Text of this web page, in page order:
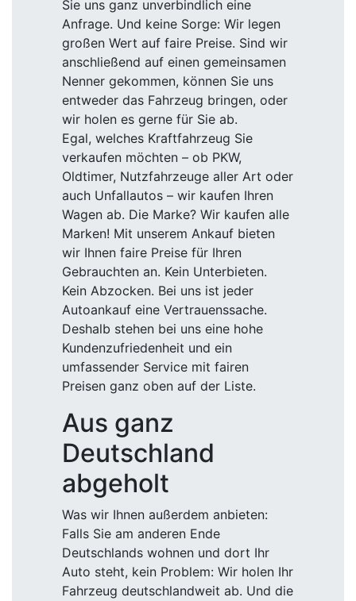
Sie uns ganz unverbindlich eine
Anfrage. Und keine Sorge: Wir legen
großen Wert auf faire Preise. Sind wir
anschließend auf einen gemeinsamen
Nenner gekommen, können Sie uns
entweder das Fahrzeug bringen, oder
wir holen es gerne für Sie ab.
Egal, welches Kraftfahrzeug Sie
verkaufen möchten – ob PKW,
Oldtimer, Nutzfahrzeuge aller Art oder
auch Unfallautos – wir kaufen Ihren
Wagen ab. Die Marke? Wir kaufen alle
Marken! Mit unserem Ankauf bieten
wir Ihnen faire Preise für Ihren
Gebrauchten an. Kein Unterbieten.
Kein Abzocken. Bei uns ist jeder
Autoankauf eine Vertrauenssache.
Deshalb stehen bei uns eine hohe
Kundenzufriedenheit und ein
umfassender Service mit fairen
Preisen ganz oben auf der Liste.
Aus ganz
Deutschland
abgeholt
Was wir Ihnen außerdem anbieten:
Falls Sie am anderen Ende
Deutschlands wohnen und dort Ihr
Auto steht, kein Problem: Wir holen Ihr
Fahrzeug deutschlandweit ab. Und die